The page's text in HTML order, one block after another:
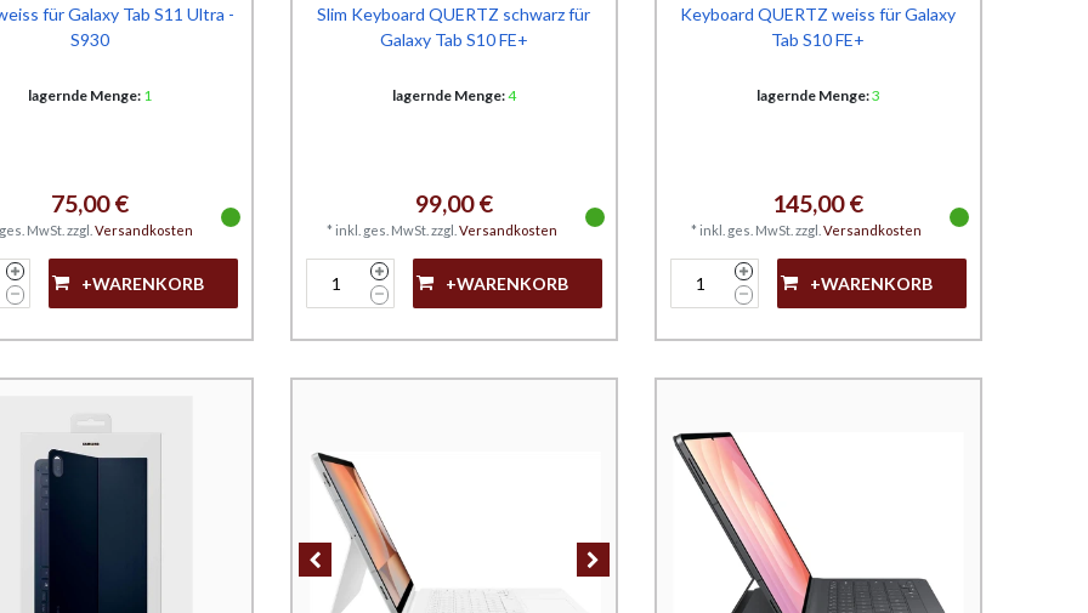
für Galaxy Tab S11 Ultra -
S930
lagernde Menge: 1
75,00 €
MwSt. zzgl. Versandkosten
+WARENKORB
Slim Keyboard QUERTZ schwarz für
Galaxy Tab S10 FE+
lagernde Menge:4
99,00 €
* inkl. ges. MwSt. zzgl. Versandkosten
+WARENKORB
Keyboard QUERTZ weiss für Galaxy
Tab S10 FE+
lagernde Menge:3
145,00 €
* inkl. ges. MwSt. zzgl. Versandkosten
+WARENKORB